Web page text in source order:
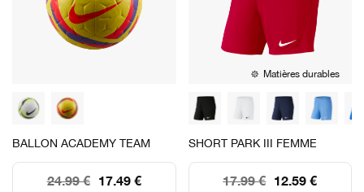
BALLON ACADEMY TEAM
17.49 €
24.99 €
Matières durables
SHORT PARK III FEMME
12.59 €
17.99 €